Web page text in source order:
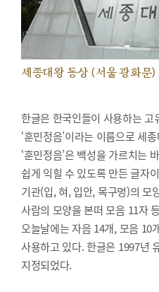
세종대왕 동상 (서울 광화문)
한글은 한국인들이 사용하는 고
‘훈민정음’이라는 이름으로 세
‘훈민정음’은 백성을 가르치는
쉽게 익힐 수 있도록 만든 글자
기관(입, 혀, 입안, 목구멍)의 모
사람의 모양을 본떠 모음 11자
오늘날에는 자음 14개, 모음 10
사용하고 있다. 한글은 1997년
지정되었다.